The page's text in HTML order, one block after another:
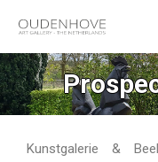
Kunstgalerie &